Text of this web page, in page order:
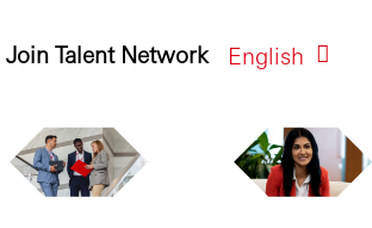
English
Join Talent Network